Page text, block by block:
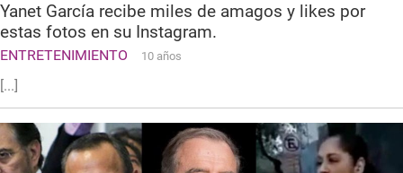
Yanet García recibe miles de amagos y likes por
estas fotos en su Instagram.
ENTRETENIMIENTO 10 años
[...]